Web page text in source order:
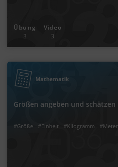
Übung
3
Video
3
Mathematik
Größen angeben und schätzen
#Größe #Einheit #Kilogramm #Meter